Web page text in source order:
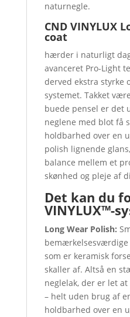
naturnegle.
CND VINYLUX
coat
hærder i naturligt
avanceret Pro-Light
derved ekstra styrke
systemet. Takket
buede pensel er det
neglene med blot få
holdbarhed over en
polish lignende
balance mellem et
skønhed og pleje af
Det kan du
VINYLUX™-
Long Wear Polish:
som er keramisk
skaller af. Altså en
neglelak, der er let
– helt uden brug af
holdbarhed over en